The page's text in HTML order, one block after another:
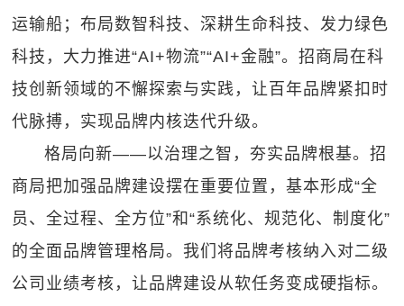
运输船；布局数智科技、深耕生命科技、发力绿色
科技，大力推进“AI+物流”“AI+金融”。招商局在科
技创新领域的不懈探索与实践，让百年品牌紧扣时
代脉搏，实现品牌内核迭代升级。
格局向新——以治理之智，夯实品牌根基。招
商局把加强品牌建设摆在重要位置，基本形成“全
员、全过程、全方位”和“系统化、规范化、制度化”
的全面品牌管理格局。我们将品牌考核纳入对二级
公司业绩考核，让品牌建设从软任务变成硬指标。